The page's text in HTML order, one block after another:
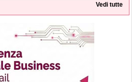
Vedi tutte